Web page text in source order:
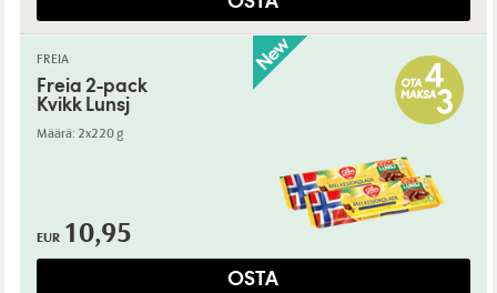
FREIA
Freia 2-pack
Kvikk Lunsj
Määrä: 2x220 g
EUR 10,95
OSTA